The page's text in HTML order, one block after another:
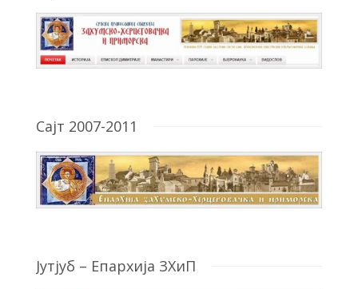
Сајт 2007-2011
Јутјуб – Епархија ЗХиП